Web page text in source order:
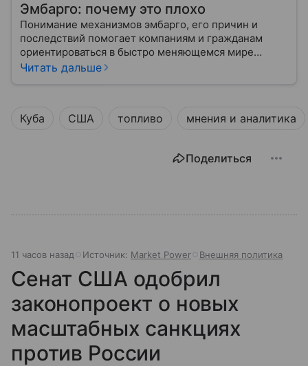
Эмбарго: почему это плохо
Понимание механизмов эмбарго, его причин и
последствий помогает компаниям и гражданам
ориентироваться в быстро меняющемся мире
глобальной торговли.
Читать дальше
Куба США топливо мнения и аналитика
Поделиться
11 часов назад Источник: Market Power Внешняя политика
Сенат США одобрил
законопроект о новых
масштабных санкциях
против России